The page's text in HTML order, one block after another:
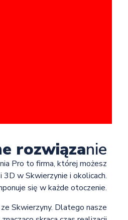
rozwiązanie
Pro to firma, której możesz
3D w Skwierzynie i okolicach.
się w każde otoczenie.
Skwierzyny. Dlatego nasze